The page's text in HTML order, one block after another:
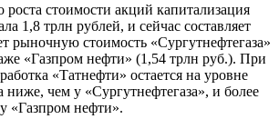
роста стоимости акций капитализация
1,8 трлн рублей, и сейчас составляет
рыночную стоимость «Сургутнефтегаза»
«Газпром нефти» (1,54 трлн руб.). При
«Татнефти» остается на уровне
ниже, чем у «Сургутнефтегаза», и более
«Газпром нефти».